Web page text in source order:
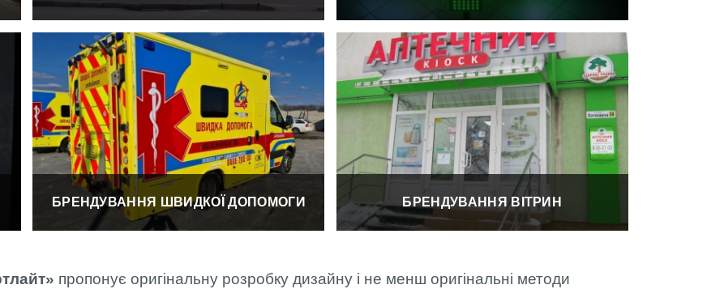
БРЕНДУВАННЯ ШВИДКОЇ ДОПОМОГИ БРЕНДУВАННЯ ВІТРИН
пропонує оригінальну розробку дизайну і не менш оригінальні методи